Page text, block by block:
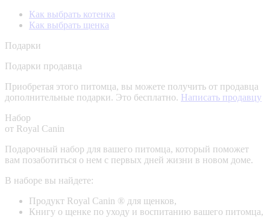
Как выбрать котенка
Как выбрать щенка
Подарки
Подарки продавца
Приобретая этого питомца, вы можете получить от продавца
дополнительные подарки. Это бесплатно. Написать продавцу
Набор
от Royal Canin
Подарочный набор для вашего питомца, который поможет
вам позаботиться о нем с первых дней жизни в новом доме.
В наборе вы найдете:
Продукт Royal Canin ® для щенков,
Книгу о щенке по уходу и воспитанию вашего питомца,